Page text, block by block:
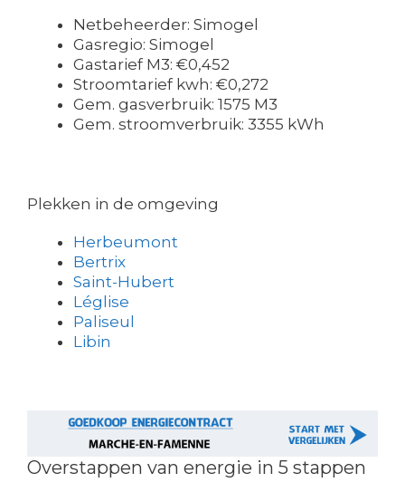
Netbeheerder: Simogel
Gasregio: Simogel
Gastarief M3: €0,452
Stroomtarief kwh: €0,272
Gem. gasverbruik: 1575 M3
Gem. stroomverbruik: 3355 kWh
Plekken in de omgeving
Herbeumont
Bertrix
Saint-Hubert
Léglise
Paliseul
Libin
Overstappen van energie in 5 stappen